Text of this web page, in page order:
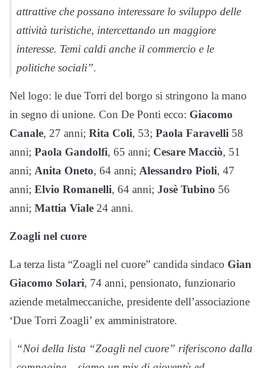
attrattive che possano interessare lo sviluppo delle
attività turistiche, intercettando un maggiore
interesse. Temi caldi anche il commercio e le
politiche sociali”.
Nel logo: le due Torri del borgo si stringono la mano
in segno di unione. Con De Ponti ecco: Giacomo
Canale, 27 anni; Rita Coli, 53; Paola Faravelli 58
anni; Paola Gandolfi, 65 anni; Cesare Macciò, 51
anni; Anita Oneto, 64 anni; Alessandro Pioli, 47
anni; Elvio Romanelli, 64 anni; Josè Tubino 56
anni; Mattia Viale 24 anni.
Zoagli nel cuore
La terza lista “Zoagli nel cuore” candida sindaco Gian
Giacomo Solari, 74 anni, pensionato, funzionario
aziende metalmeccaniche, presidente dell’associazione
‘Due Torri Zoagli’ ex amministratore.
“Noi della lista “Zoagli nel cuore” riferiscono dalla